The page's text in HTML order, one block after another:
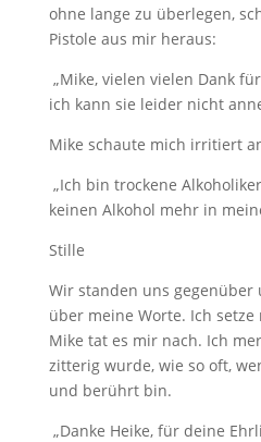
ohne lange zu überlegen,
Pistole aus mir heraus:
„Mike, vielen vielen Dank
ich kann sie leider nicht
Mike schaute mich irritiert
„Ich bin trockene
keinen Alkohol mehr in
Stille
Wir standen uns gegenüber
über meine Worte. Ich setze
Mike tat es mir nach. Ich
zitterig wurde, wie so oft,
und berührt bin.
„Danke Heike, für deine